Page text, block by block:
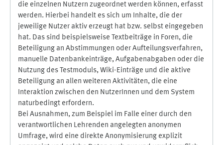
die einzelnen Nutzern zugeordnet werden können, erfasst
werden. Hierbei handelt es sich um Inhalte, die der
jeweilige Nutzer aktiv erzeugt hat bzw. selbst eingegeben
hat. Das sind beispielsweise Textbeiträge in Foren, die
Beteiligung an Abstimmungen oder Aufteilungsverfahren,
manuelle Datenbankeinträge, Aufgabenabgaben oder die
Nutzung des Testmoduls, Wiki-Einträge und die aktive
Beteiligung an allen weiteren Aktivitäten, die eine
Interaktion zwischen den NutzerInnen und dem System
naturbedingt erfordern.
Bei Ausnahmen, zum Beispiel im Falle einer durch den
verantwortlichen Lehrenden angelegten anonymen
Umfrage, wird eine direkte Anonymisierung explizit